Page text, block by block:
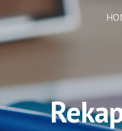
Skip to main content